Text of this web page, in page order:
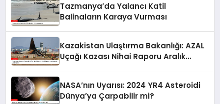
Tazmanya’da Yalancı Katil
Balinaların Karaya Vurması
Kazakistan Ulaştırma Bakanlığı: AZAL
Uçağı Kazası Nihai Raporu Aralık
NASA’nın Uyarısı: 2024 YR4 Asteroidi
Dünya’ya Çarpabilir mi?